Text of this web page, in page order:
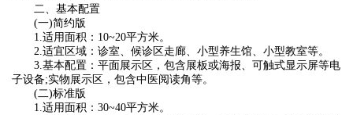
二、基本配置
(一)简约版
1.适用面积：10~20平方米。
2.适宜区域：诊室、候诊区走廊、小型养生馆、小型教室等。
3.基本配置：平面展示区，包含展板或海报、可触式显示屏等电
子设备;实物展示区，包含中医阅读角等。
(二)标准版
1.适用面积：30~40平方米。